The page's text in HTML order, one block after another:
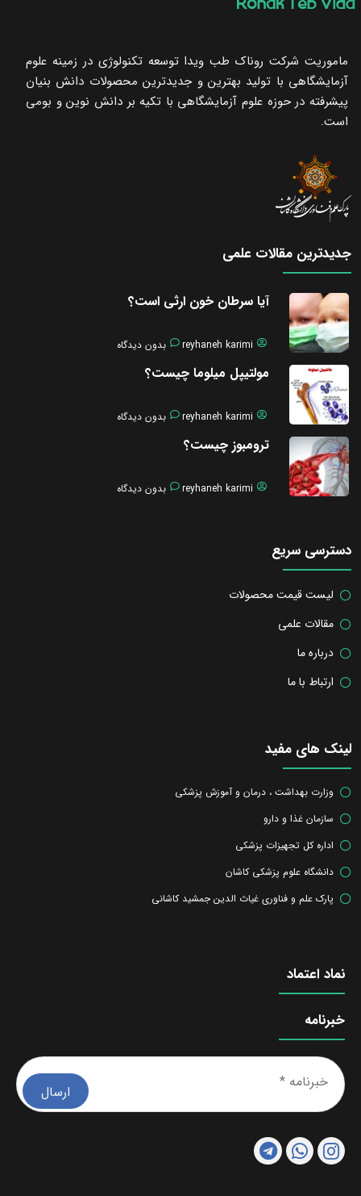
ماموریت شرکت روناک طب ویدا توسعه تکنولوژی در زمینه علوم
آزمایشگاهی با تولید بهترین و جدیدترین محصولات دانش بنیان
پیشرفته در حوزه علوم آزمایشگاهی با تکیه ‌بر دانش نوین و بومی
است.
جدیدترین مقالات علمی
آیا سرطان خون ارثی است؟
reyhaneh karimi بدون دیدگاه
مولتیپل میلوما چیست؟
reyhaneh karimi بدون دیدگاه
ترومبوز چیست؟
reyhaneh karimi بدون دیدگاه
دسترسی سریع
لیست قیمت محصولات
مقالات علمی
درباره ما
ارتباط با ما
لینک های مفید
وزارت بهداشت ، درمان و آموزش پزشکی
سازمان غذا و دارو
اداره کل تجهیزات پزشکی
دانشگاه علوم پزشکی کاشان
پارک علم و فناوری غیاث الدین جمشید کاشانی
نماد اعتماد
خبرنامه
*